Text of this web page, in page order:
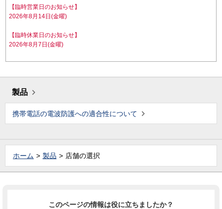
【臨時営業日のお知らせ】
2026年8月14日(金曜)
【臨時休業日のお知らせ】
2026年8月7日(金曜)
製品
携帯電話の電波防護への適合性について
ホーム 製品 店舗の選択
このページの情報は役に立ちましたか？